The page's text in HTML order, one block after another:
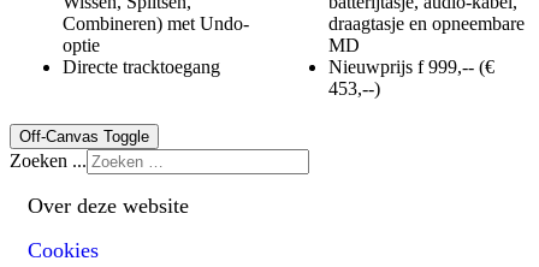
Combineren) met Undo-
optie
Directe tracktoegang
draagtasje en opneembare
MD
Nieuwprijs f 999,-- (€
453,--)
Off-Canvas Toggle
Zoeken ...
Over deze website
Cookies